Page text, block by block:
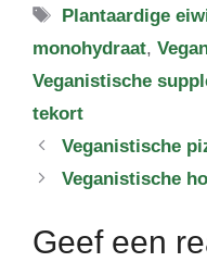
Tags
Plantaardige
monohydraat,
Veganistische
tekort
Veganistische
Veganistische
Geef een